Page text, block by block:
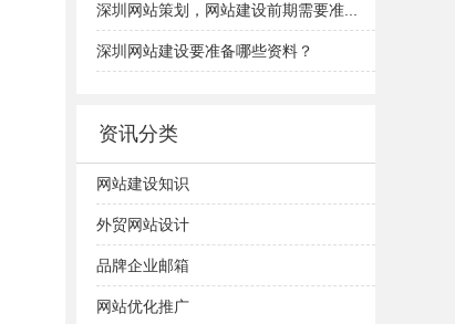
深圳网站策划，网站建设前期需要准...
深圳网站建设要准备哪些资料？
资讯分类
网站建设知识
外贸网站设计
品牌企业邮箱
网站优化推广